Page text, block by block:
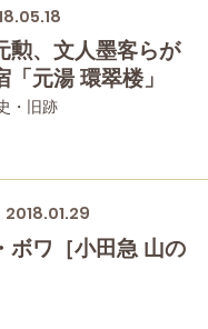
勲、文人墨客らが
「元湯 環翠楼」
・旧跡
2018.01.29
ボワ［小田急 山の